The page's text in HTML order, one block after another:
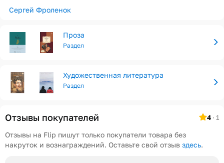
Сергей Фроленок
Проза
Раздел
Художественная литература
Раздел
Отзывы покупателей 4 · 1
Отзывы на Flip пишут только покупатели товара без
накруток и вознаграждений. Оставьте свой отзыв здесь.